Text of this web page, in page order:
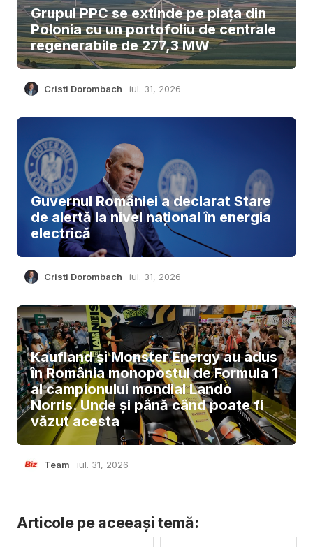
Grupul PPC se extinde pe piața din
Polonia cu un portofoliu de centrale
regenerabile de 277,3 MW
Cristi Dorombach iul. 31, 2026
Guvernul României a declarat Stare
de alertă la nivel național în energia
electrică
Cristi Dorombach iul. 31, 2026
Kaufland și Monster Energy au adus
în România monopostul de Formula 1
al campionului mondial Lando
Norris. Unde și până când poate fi
văzut acesta
Team iul. 31, 2026
Articole pe aceeași temă: